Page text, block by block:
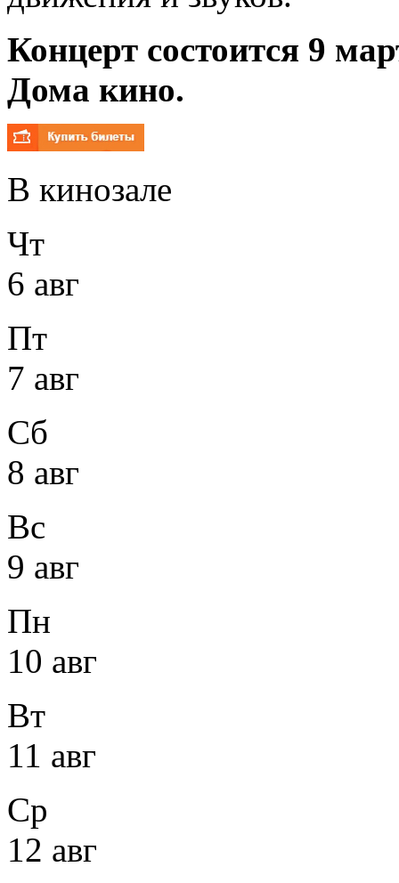
Концерт состоится 9
Дома кино.
В кинозале
Чт
6 авг
Пт
7 авг
Сб
8 авг
Вс
9 авг
Пн
10 авг
Вт
11 авг
Ср
12 авг